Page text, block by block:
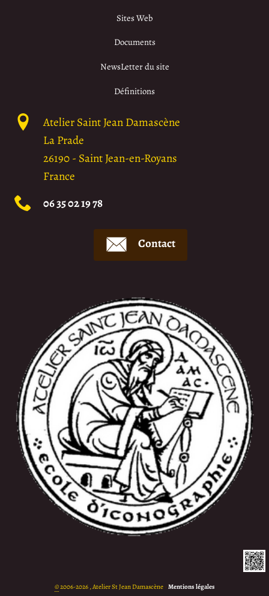
Sites Web
Documents
NewsLetter du site
Définitions
Atelier Saint Jean Damascène
La Prade
26190- Saint Jean-en-Royans
France
06 35 02 19 78
Contact
©2006-2026 , Atelier St Jean Damascène • Mentions légales